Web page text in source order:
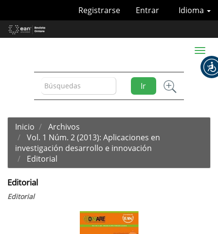
Contenido
principal
Idioma
Registrarse Entrar
Ir
Toggle
Inicio
Archivos
Vol. 1 Núm. 2 (2013): Aplicaciones en
investigación desarrollo e innovación
Editorial
Editorial
Editorial